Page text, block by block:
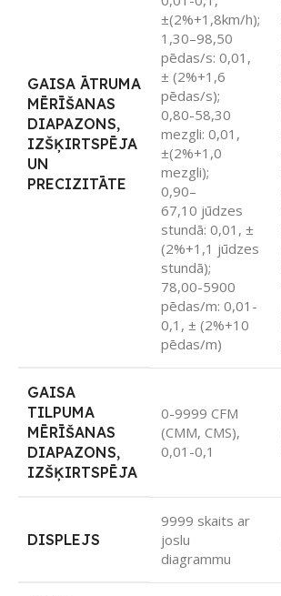
GAISA ĀTRUMA
MĒRĪŠANAS
DIAPAZONS,
IZŠĶIRTSPĒJA
UN
PRECIZITĀTE
±(2%+1,8km/h);
1,30–98,50
pēdas/s: 0,01,
± (2%+1,6
pēdas/s);
0,80-58,30
mezgli: 0,01,
±(2%+1,0
mezgli);
0,90–
67,10 jūdzes
stundā: 0,01, ±
(2%+1,1 jūdzes
stundā);
78,00-5900
pēdas/m: 0,01-
0,1, ± (2%+10
pēdas/m)
GAISA
TILPUMA
MĒRĪŠANAS
DIAPAZONS,
IZŠĶIRTSPĒJA
0-9999 CFM
(CMM, CMS),
0,01-0,1
DISPLEJS
9999 skaits ar
joslu
diagrammu